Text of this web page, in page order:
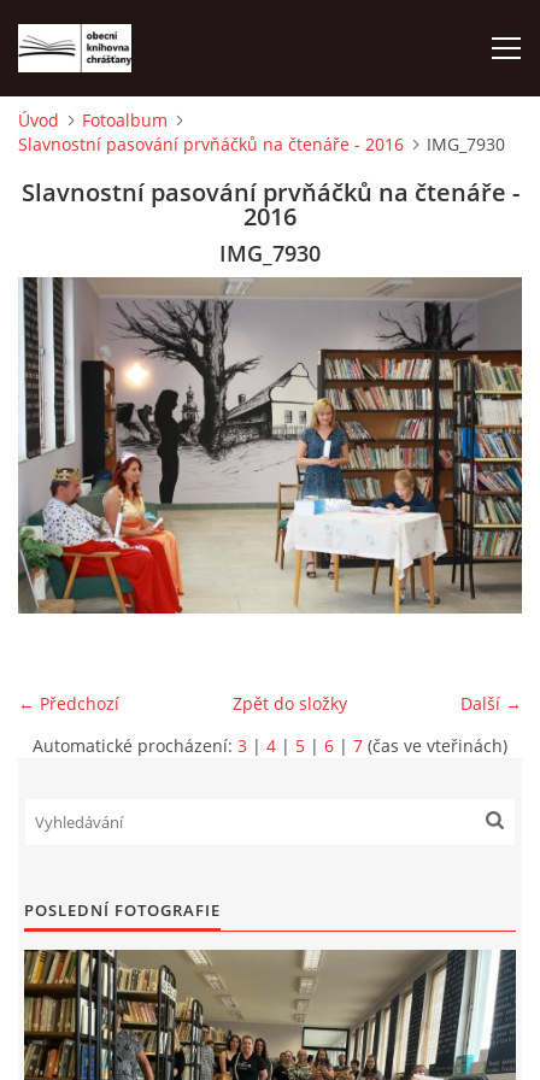
ÚVOD
VÝPŮJČNÍ DOBA
KONTAKTY
ON-LINE KATALOG
WEBOVÁ KAMERA
VIDEA Z DRONU
"KNIHOBUDKY"
E-KNIHY DO KAŽDÉ KNIHOVNY
GRANTY A DOTACE
Úvod
Fotoalbum
Slavnostní pasování prvňáčků na čtenáře - 2016
IMG_7930
Slavnostní pasování prvňáčků na čtenáře -
2016
IMG_7930
← Předchozí Další →
Zpět do složky
Automatické procházení: 3 | 4 | 5 | 6 | 7 (čas ve vteřinách)
POSLEDNÍ FOTOGRAFIE